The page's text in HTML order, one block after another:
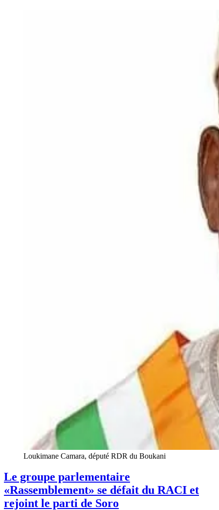
Loukimane Camara, député RDR du Boukani
Le groupe parlementaire
«Rassemblement» se défait du RACI et
rejoint le parti de Soro